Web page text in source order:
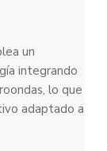
un
integrando
lo que
adaptado a